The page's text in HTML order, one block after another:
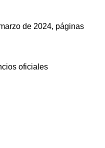
de 2024, páginas
oficiales